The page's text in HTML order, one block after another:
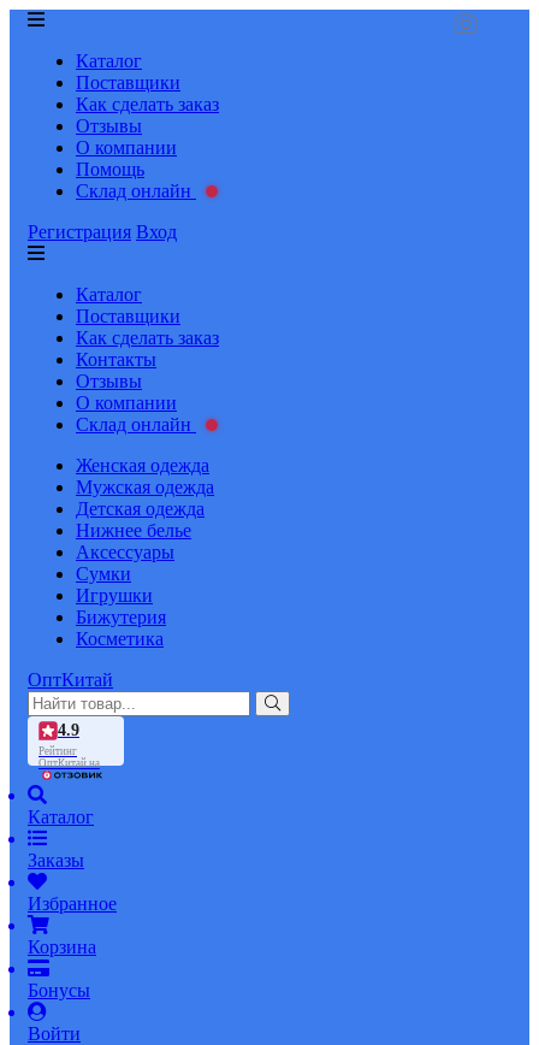
Каталог
Поставщики
Как сделать заказ
Отзывы
О компании
Помощь
Склад онлайн
Регистрация Вход
Каталог
Поставщики
Как сделать заказ
Контакты
Отзывы
О компании
Склад онлайн
Женская одежда
Мужская одежда
Детская одежда
Нижнее белье
Аксессуары
Сумки
Игрушки
Бижутерия
Косметика
ОптКитай
4.9
Рейтинг
ОптКитай на
Каталог
Заказы
Избранное
Корзина
Бонусы
Войти